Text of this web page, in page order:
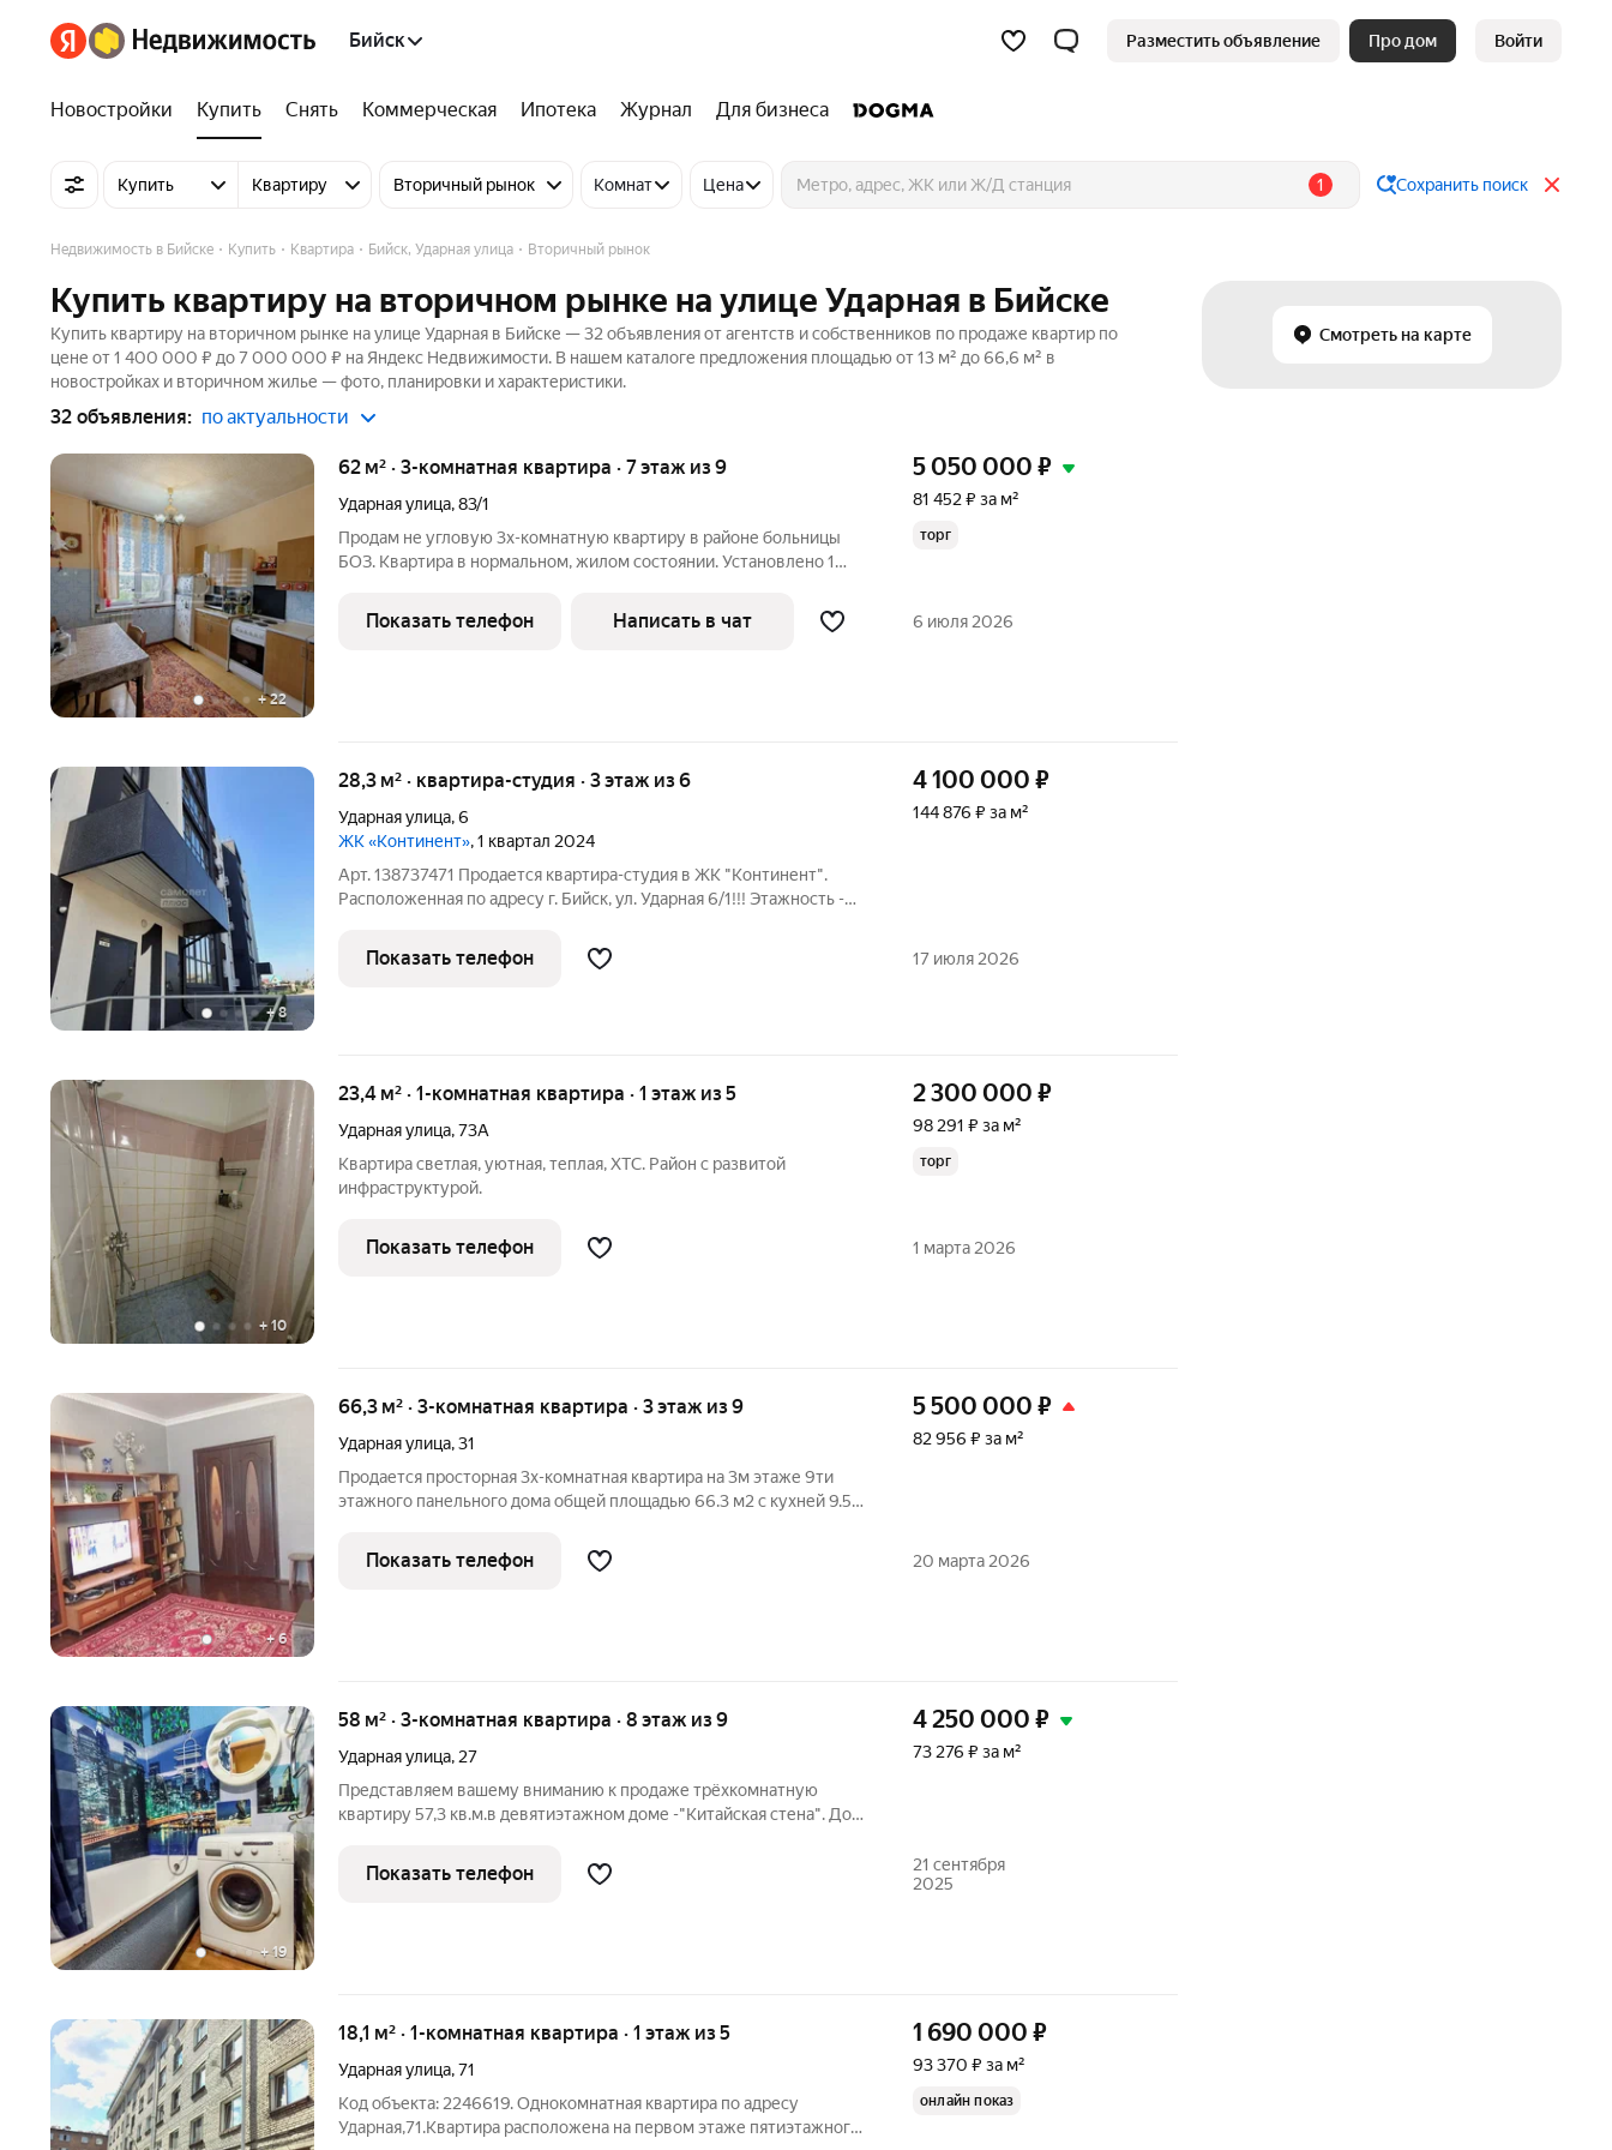
Бийск Разместить объявление Про дом Войти
Новостройки Купить Снять Коммерческая Ипотека Журнал Для бизнеса
Купить Квартиру Вторичный рынок Комнат Цена 1 Сохранить поиск
Смотреть на карте
Недвижимость в Бийске Купить Квартира Бийск, Ударная улица Вторичный рынок
Купить квартиру на вторичном рынке на улице Ударная в Бийске
Купить квартиру на вторичном рынке на улице Ударная в Бийске — 32 объявления от агентств и собственников по продаже квартир по
цене от 1 400 000 ₽ до 7 000 000 ₽ на Яндекс Недвижимости. В нашем каталоге предложения площадью от 13 м² до 66,6 м² в
новостройках и вторичном жилье — фото, планировки и характеристики.
32 объявления: по актуальности
+22
62 м² · 3-комнатная квартира · 7 этаж из 9
Ударная улица,83/1
Продам не угловую 3х-комнатную квартиру в районе больницы
БОЗ. Квартира в нормальном, жилом состоянии. Установлено 1
батареи, рабочая сантехника, лоджия застеклена пластиком.
Звоните по
5 050 000 ₽
81 452 ₽ за м²
торг
Показать телефон Написать в чат 6 июля 2026
+8
28,3 м² · квартира-студия · 3 этаж из 6
Ударная улица,6
ЖК «Континент», 1 квартал 2024
Арт. 138737471 Продается квартира-студия в ЖК "Континент".
Расположенная по адресу г. Бийск, ул. Ударная 6/1!!! Этажность -
получить квартиру по минимальной цене и сделать ремонт по
своему вкусу.
4 100 000 ₽
144 876 ₽ за м²
Показать телефон 17 июля 2026
+ 10
23,4 м² · 1-комнатная квартира · 1 этаж из 5
Ударная улица,73А
Квартира светлая, уютная, теплая, ХТС. Район с развитой
инфраструктурой.
2 300 000 ₽
98 291 ₽ за м²
торг
Показать телефон 1 марта 2026
+6
66,3 м² · 3-комнатная квартира · 3 этаж из 9
Ударная улица,31
Продается просторная 3х-комнатная квартира на 3м этаже 9ти
этажного панельного дома общей площадью 66.3 м2 с кухней 9.5
совмещенно-изолированные. Санузел раздельный. В квартире
пластиковые
5 500 000 ₽
82 956 ₽ за м²
Показать телефон 20 марта 2026
+19
58 м² · 3-комнатная квартира · 8 этаж из 9
Ударная улица, 27
Представляем вашему вниманию к продаже трёхкомнатную
квартиру 57,3 кв.м.в девятиэтажном доме -"Китайская стена". Дом
Квартира расположена на восьмом этаже ,не угловая, светлая и
очень тёплая.
4 250 000 ₽
73 276 ₽ за м²
Показать телефон
21 сентября
2025
18,1 м² · 1-комнатная квартира · 1 этаж из 5
Ударная улица,71
Код объекта: 2246619. Однокомнатная квартира по адресу
Ударная,71.Квартира расположена на первом этаже пятиэтажного
1 690 000 ₽
93 370 ₽ за м²
онлайн показ